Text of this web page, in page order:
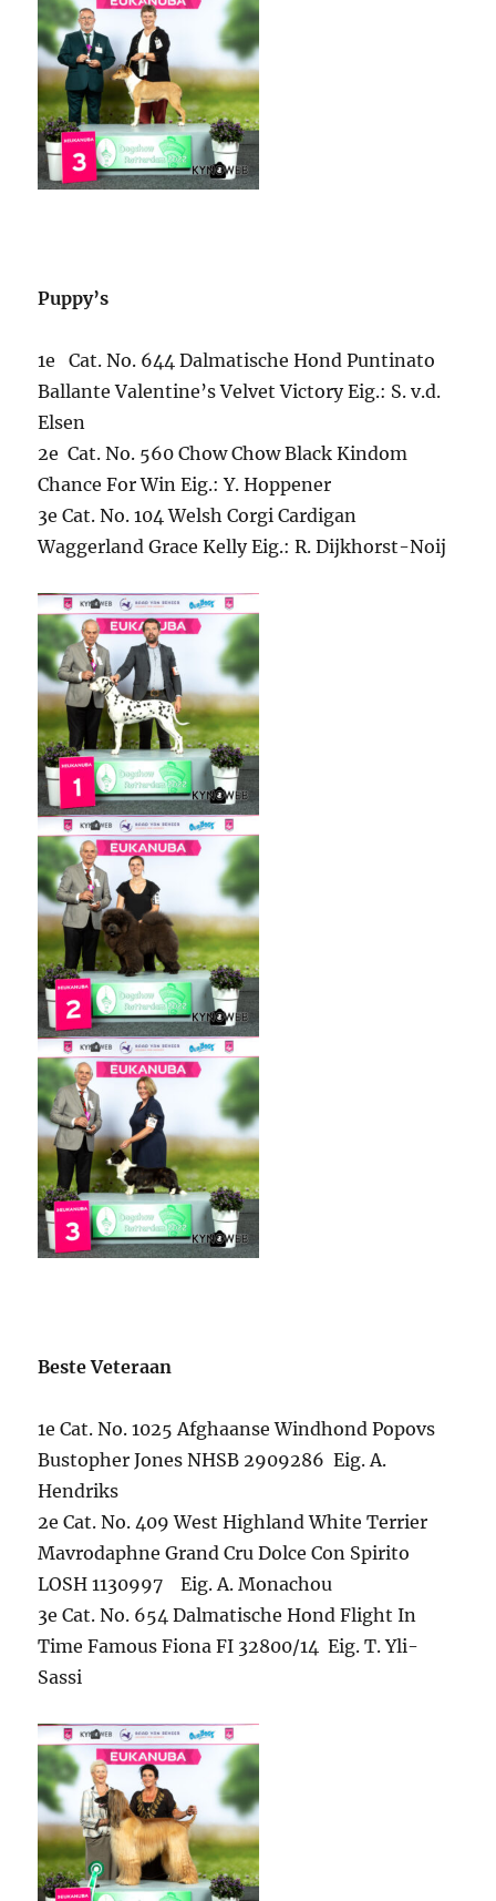
Puppy’s
1e Cat. No. 644 Dalmatische Hond Puntinato
Ballante Valentine’s Velvet Victory Eig.: S. v.d.
Elsen
2e Cat. No. 560 Chow Chow Black Kindom
Chance For Win Eig.: Y. Hoppener
3e Cat. No. 104 Welsh Corgi Cardigan
Waggerland Grace Kelly Eig.: R. Dijkhorst-Noij
Beste Veteraan
1e Cat. No. 1025 Afghaanse Windhond Popovs
Bustopher Jones NHSB 2909286 Eig. A.
Hendriks
2e Cat. No. 409 West Highland White Terrier
Mavrodaphne Grand Cru Dolce Con Spirito
LOSH 1130997 Eig. A. Monachou
3e Cat. No. 654 Dalmatische Hond Flight In
Time Famous Fiona FI 32800/14 Eig. T. Yli-
Sassi